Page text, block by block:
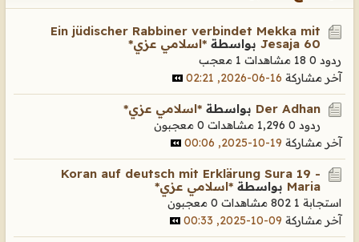
Ein jüdischer Rabbiner verbindet Mekka mit
Jesaja 60 بواسطة *اسلامي عزي*
ردود 0 18 مشاهدات
1 معجب
آخر مشاركة 16-06-2026, 02:21
Der Adhan بواسطة *اسلامي عزي*
ردود 0 1,296 مشاهدات
0 معجبون
آخر مشاركة 19-10-2025, 00:06
Koran auf deutsch mit Erklärung Sura 19 -
Maria بواسطة *اسلامي عزي*
استجابة 1 802 مشاهدات
0 معجبون
آخر مشاركة 09-10-2025, 00:33